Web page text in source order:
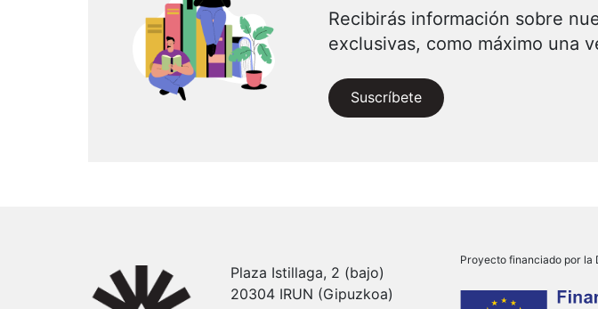
Recibirás información sobre
exclusivas, como máximo una
Suscríbete
Plaza Istillaga, 2 (bajo)
20304 IRUN (Gipuzkoa)
Proyecto financiado por la